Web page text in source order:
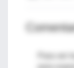
Para ver